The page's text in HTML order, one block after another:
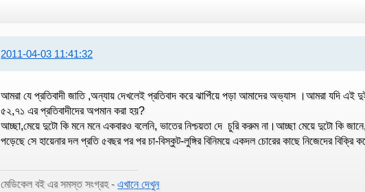
2011-04-03 11:41:32
আমরা যে প্রতিবাদী জাতি ,অন্যায় দেখলেই প্রতিবাদ করে ঝাপিঁয়ে পড়া আমাদের অভ্যাস ।আমরা যদি এই
৫২,৭১ এর প্রতিবাদীদের অপমান করা হয়?
আচ্ছা,মেয়ে দুটো কি মনে মনে একবারও বলেনি, ভাতের নিশ্চয়তা দে চুরি করুম না।আচ্ছা মেয়ে দুটো কি
পড়েছে সে হায়েনার দল প্রতি ৫বছর পর পর চা-বিস্কুট-লুঙ্গির বিনিময়ে একদল চোরের কাছে নিজেদের বিক্রি
মেডিকেল বই এর সমস্ত সংগ্রহ -এখানে দেখুন